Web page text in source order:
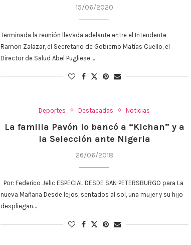
15/06/2020
Terminada la reunión llevada adelante entre el Intendente
Ramon Zalazar, el Secretario de Gobierno Matías Cuello, el
Director de Salud Abel Pugliese,…
Deportes Destacadas Noticias
La familia Pavón lo bancó a “Kichan” y a
la Selección ante Nigeria
26/06/2018
Por: Federico Jelic ESPECIAL DESDE SAN PETERSBURGO para La
nueva Mañana Desde lejos, sentados al sol, una mujer y su hijo
despliegan…